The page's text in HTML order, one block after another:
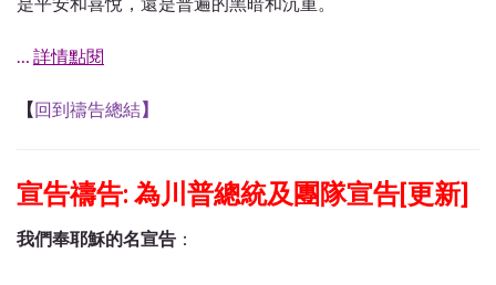
詳情點閱
【回到禱告總結】
宣告禱告: 為川普總統及團隊宣告[更新]
我們奉耶穌的名宣告 ：